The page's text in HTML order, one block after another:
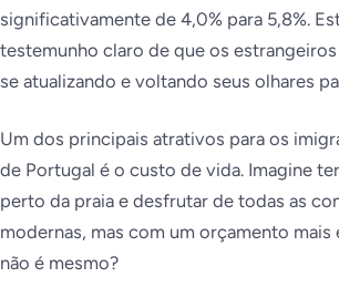
significativamente de 4,0% para 5,8%.
testemunho claro de que os
se atualizando e voltando seus olhares
Um dos principais atrativos para os
de Portugal é o custo de vida. Imagine
perto da praia e desfrutar de todas as
modernas, mas com um orçamento mais
não é mesmo?